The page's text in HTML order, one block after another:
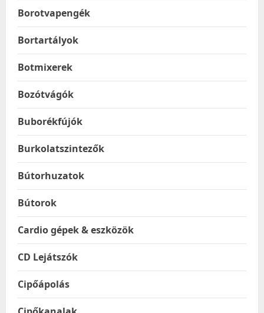
Borotvapengék
Bortartályok
Botmixerek
Bozótvágók
Buborékfújók
Burkolatszintezők
Bútorhuzatok
Bútorok
Cardio gépek & eszközök
CD Lejátszók
Cipőápolás